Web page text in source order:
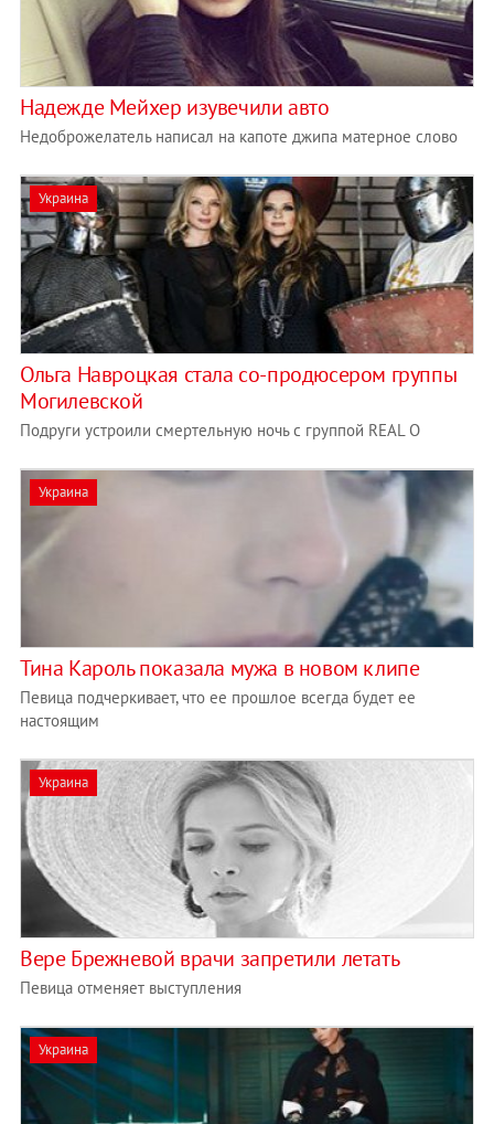
Надежде Мейхер изувечили авто
Недоброжелатель написал на капоте джипа матерное слово
Украина
Ольга Навроцкая стала со-продюсером группы
Могилевской
Подруги устроили смертельную ночь с группой REAL O
Украина
Тина Кароль показала мужа в новом клипе
Певица подчеркивает, что ее прошлое всегда будет ее
настоящим
Украина
Вере Брежневой врачи запретили летать
Певица отменяет выступления
Украина